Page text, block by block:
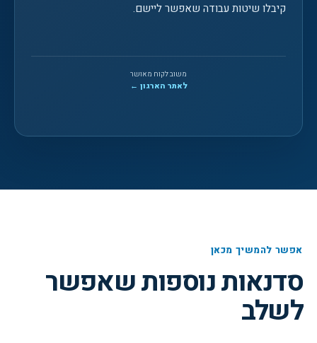
קיבלו שיטות עבודה שאפשר ליישם.
משוב לקוח מאושר
לאתר הארגון ←
אפשר להמשיך מכאן
סדנאות נוספות שאפשר
לשלב